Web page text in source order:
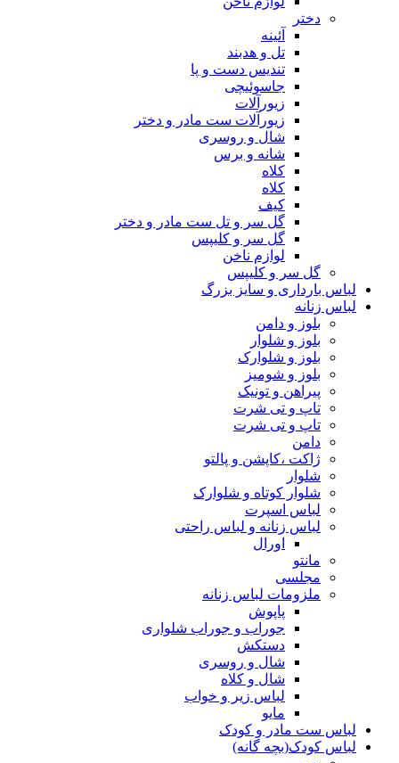
دختر
آئینه
تل و هدبند
تندیس دست و پا
جاسوئیچی
زیورآلات
زیورآلات ست مادر و دختر
شال و روسری
شانه و برس
کلاه
کلاه
کیف
گل سر و تل ست مادر و دختر
گل سر و کلیپس
لوازم ناخن
گل سر و کلیپس
لباس بارداری و سایز بزرگ
لباس زنانه
بلوز و دامن
بلوز و شلوار
بلوز و شلوارک
بلوز و شومیز
پیراهن و تونیک
تاپ و تی شرت
تاپ و تی شرت
دامن
ژاکت ،کاپشن و پالتو
شلوار
شلوار کوتاه و شلوارک
لباس اسپرت
لباس زنانه و لباس راحتی
اورال
مانتو
مجلسی
ملزومات لباس زنانه
پاپوش
جوراب و جوراب شلواری
دستکش
شال و روسری
شال و کلاه
لباس زیر و خواب
مایو
لباس ست مادر و کودک
لباس کودک(بچه گانه)